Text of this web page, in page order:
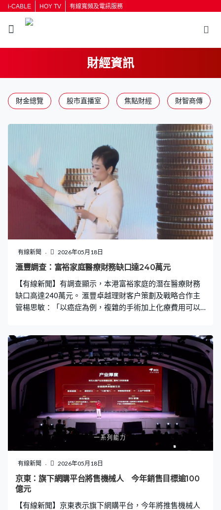
i-CABLE HOY TV 有線寬頻及電訊服務
財經資訊
財金總覽 股市直播室 焦點財經 財智商傳
有線新聞 2026年05月18日
滙豐調查：富裕家庭醫療財務缺口達240萬元
【有線新聞】有調查顯示，本港富裕家庭的潛在醫療財務
缺口高達240萬元。 滙豐卓越理財客户策劃及戰略合作主
管楊思敏：「以癌症為例，複雜的手術加上化療費用可以
康復期間會影響工作能力和收入。以我們調查訪問對象來
計算，每年大約90萬年薪，如果一旦要停工的話，即時收
入就受到很大壓力。」
有線新聞 2026年05月18日
京東：旗下網購平台將售機械人 今年銷售目標逾100
億元
【有線新聞】京東表示旗下網購平台，今年將推售機械人